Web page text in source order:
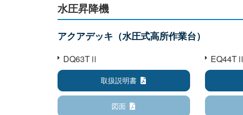
水圧昇降機
アクアデッキ（水圧式高所作業台）
DQ63TⅡ
取扱説明書
図面
EQ44TⅡ